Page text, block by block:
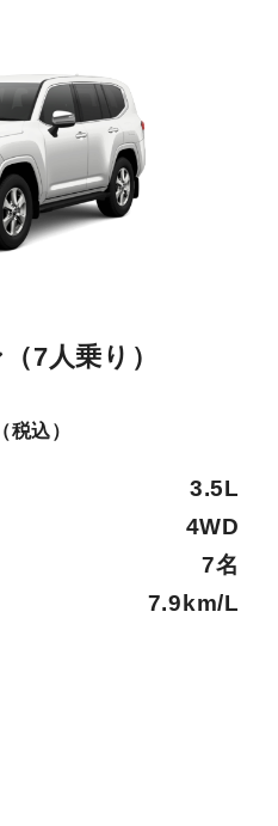
7人乗り）
（税込）
3.5L
4WD
7名
7.9km/L